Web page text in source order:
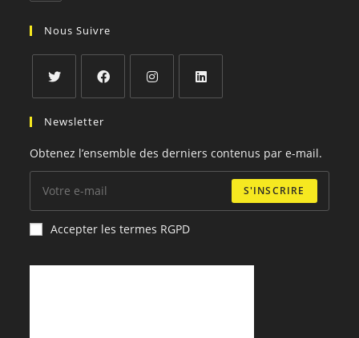
application
Nous Suivre
dans
un
nouvel
onglet
dans
un
nouvel
onglet
un
nouvel
un
nouvel
Newsletter
Obtenez l’ensemble des derniers contenus par e-mail.
S'INSCRIRE
Accepter les termes RGPD